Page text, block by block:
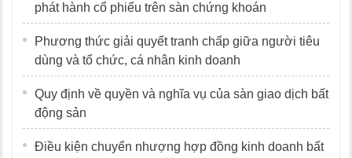
phát hành cổ phiếu trên sàn chứng khoán
Phương thức giải quyết tranh chấp giữa người tiêu
dùng và tổ chức, cá nhân kinh doanh
Quy định về quyền và nghĩa vụ của sàn giao dịch bất
động sản
Điều kiện chuyển nhượng hợp đồng kinh doanh bất